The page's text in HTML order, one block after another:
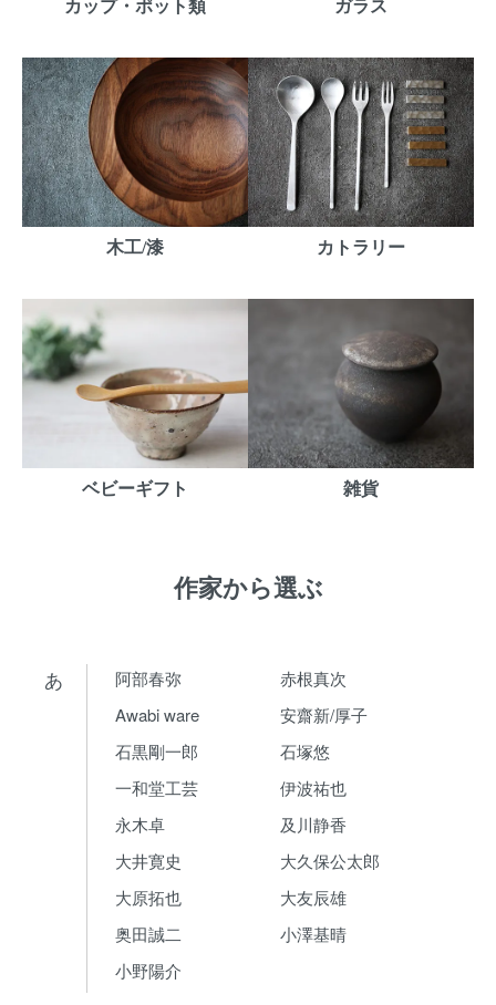
カップ・ポット類 ガラス
木工/漆 カトラリー
ベビーギフト 雑貨
作家から選ぶ
あ 阿部春弥
赤根真次
Awabi ware
安齋新/厚子
石黒剛一郎
石塚悠
一和堂工芸
伊波祐也
永木卓
及川静香
大井寛史
大久保公太郎
大原拓也
大友辰雄
奥田誠二
小澤基晴
小野陽介